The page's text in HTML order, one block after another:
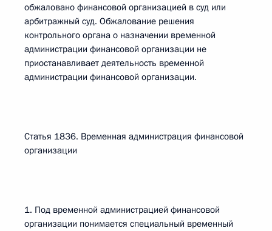
обжаловано финансовой организацией в суд или
арбитражный суд. Обжалование решения
контрольного органа о назначении временной
администрации финансовой организации не
приостанавливает деятельность временной
администрации финансовой организации.
Статья 1836. Временная администрация финансовой
организации
1. Под временной администрацией финансовой
организации понимается специальный временный